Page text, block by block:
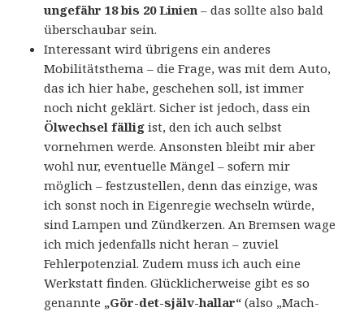
ungefähr 18 bis 20 Linien – das sollte also bald
überschaubar sein.
Interessant wird übrigens ein anderes
Mobilitätsthema – die Frage, was mit dem Auto,
das ich hier habe, geschehen soll, ist immer
noch nicht geklärt. Sicher ist jedoch, dass ein
Ölwechsel fällig ist, den ich auch selbst
vornehmen werde. Ansonsten bleibt mir aber
wohl nur, eventuelle Mängel – sofern mir
möglich – festzustellen, denn das einzige, was
ich sonst noch in Eigenregie wechseln würde,
sind Lampen und Zündkerzen. An Bremsen wage
ich mich jedenfalls nicht heran – zuviel
Fehlerpotenzial. Zudem muss ich auch eine
Werkstatt finden. Glücklicherweise gibt es so
genannte „Gör-det-själv-hallar“ (also „Mach-